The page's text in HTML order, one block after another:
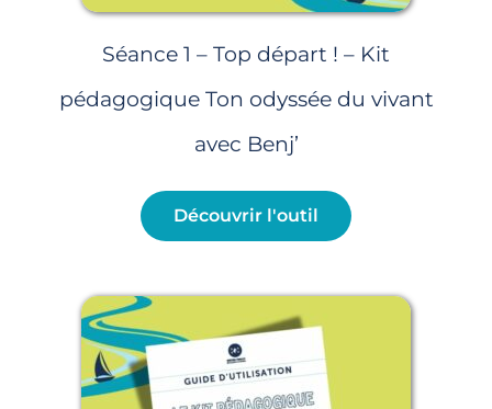
Séance 1 – Top départ ! – Kit
pédagogique Ton odyssée du vivant
avec Benj’
Découvrir l'outil